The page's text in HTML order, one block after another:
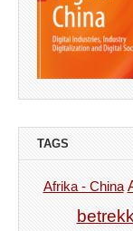
TAGS
Afrika - China